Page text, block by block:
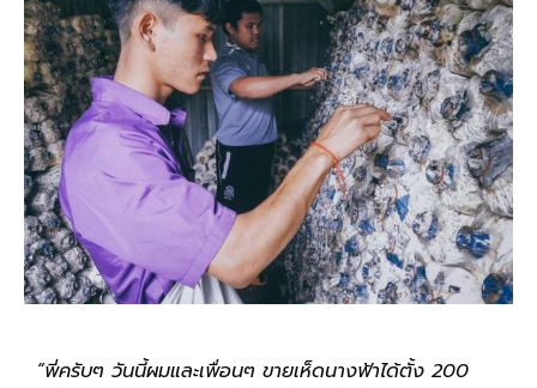
“พี่ครับๆ วันนี้ผมและเพื่อนๆ ขายเห็ดนางฟ้าได้ตั้ง 200